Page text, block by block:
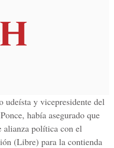
udeísta y vicepresidente del
había asegurado que
alianza política con el
(Libre) para la contienda